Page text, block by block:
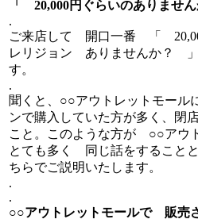
「 20,000円ぐらいのありませ
.
ご来店して 開口一番 「
レリジョン ありませんか？ 」
す。
.
聞くと、○○アウトレットモール
ンで購入していた方が多く、閉
こと。このような方が ○○アウ
とても多く 同じ話をすること
ちらでご説明いたします。
.
.
○○アウトレットモールで 販売